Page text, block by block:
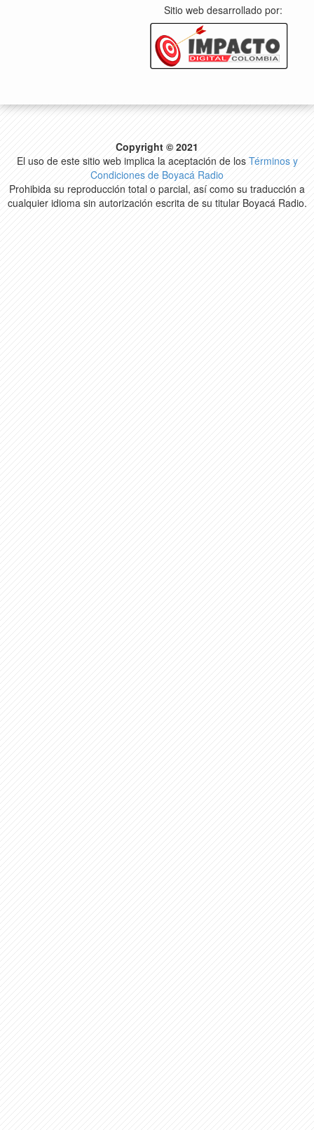
Sitio web desarrollado por:
Copyright © 2021
El uso de este sitio web implica la aceptación de los Términos y
Condiciones de Boyacá Radio
Prohibida su reproducción total o parcial, así como su traducción a
cualquier idioma sin autorización escrita de su titular Boyacá Radio.